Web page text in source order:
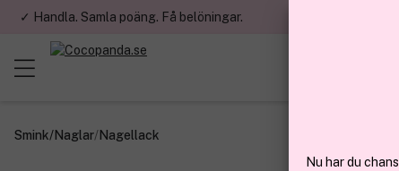
✓ Handla. Samla poäng. Få belöningar.
Smink/Naglar/Nagellack
Nu har du